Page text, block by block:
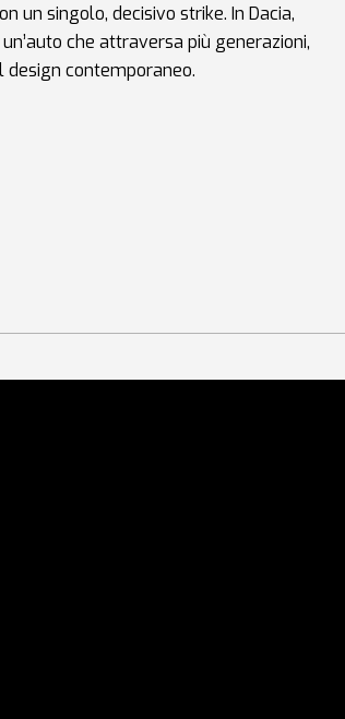
un singolo, decisivo strike. In Dacia,
che attraversa più generazioni,
contemporaneo.